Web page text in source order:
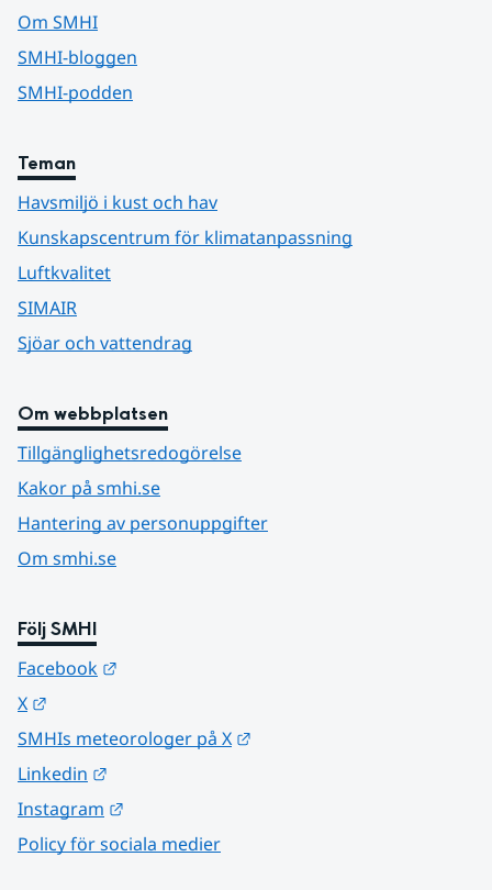
Om SMHI
SMHI-bloggen
SMHI-podden
Teman
Havsmiljö i kust och hav
Kunskapscentrum för klimatanpassning
Luftkvalitet
SIMAIR
Sjöar och vattendrag
Om webbplatsen
Tillgänglighetsredogörelse
Kakor på smhi.se
Hantering av personuppgifter
Om smhi.se
Följ SMHI
Facebook
X
SMHIs meteorologer på X
Linkedin
Instagram
Policy för sociala medier